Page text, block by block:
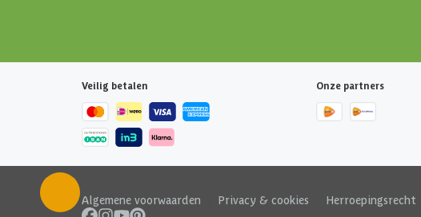
Veilig betalen Onze partners
Algemene voorwaarden Privacy & cookies Herroepingsrecht